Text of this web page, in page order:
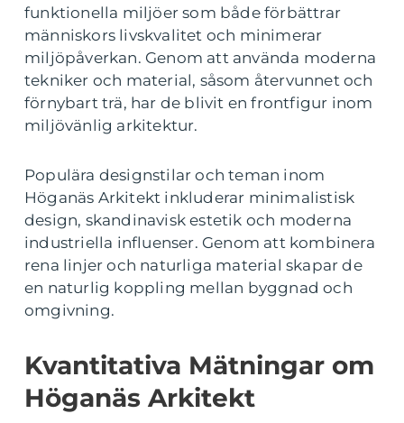
funktionella miljöer som både förbättrar
människors livskvalitet och minimerar
miljöpåverkan. Genom att använda moderna
tekniker och material, såsom återvunnet och
förnybart trä, har de blivit en frontfigur inom
miljövänlig arkitektur.
Populära designstilar och teman inom
Höganäs Arkitekt inkluderar minimalistisk
design, skandinavisk estetik och moderna
industriella influenser. Genom att kombinera
rena linjer och naturliga material skapar de
en naturlig koppling mellan byggnad och
omgivning.
Kvantitativa Mätningar om
Höganäs Arkitekt